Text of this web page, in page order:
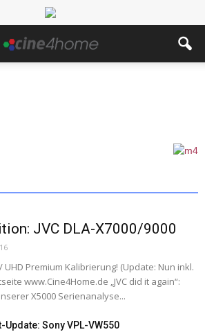
JVC DLA-X7000/9000
UHD Premium Kalibrierung! (Update: Nun inkl.
www.Cine4Home.de „JVC did it again“:
X5000 Serienanalyse...
Update: Sony VPL-VW550